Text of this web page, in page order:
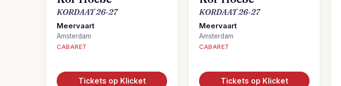
KORDAAT 26-27
Meervaart
Amsterdam
CABARET
Tickets op Klicket
KORDAAT 26-27
Meervaart
Amsterdam
CABARET
Tickets op Klicket